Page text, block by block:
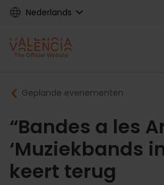
Skip
content
Nederlands
Main
navigation
Breadcrumb
Geplande evenementen
“Bandes a les
‘Muziekbands
keert terug